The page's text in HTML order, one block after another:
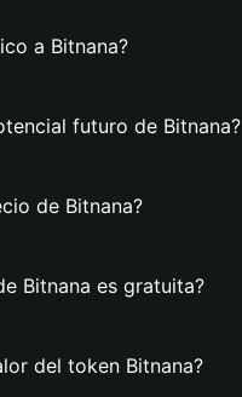
a Bitnana?
futuro de Bitnana?
de Bitnana?
Bitnana es gratuita?
del token Bitnana?